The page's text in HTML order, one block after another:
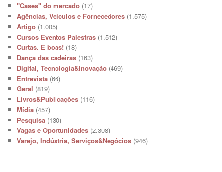
"Cases" do mercado (17)
Agências, Veículos e Fornecedores (1.575)
Artigo (1.005)
Cursos Eventos Palestras (1.512)
Curtas. E boas! (18)
Dança das cadeiras (163)
Digital, Tecnologia&Inovação (469)
Entrevista (66)
Geral (819)
Livros&Publicações (116)
Mídia (457)
Pesquisa (130)
Vagas e Oportunidades (2.308)
Varejo, Indústria, Serviços&Negócios (946)